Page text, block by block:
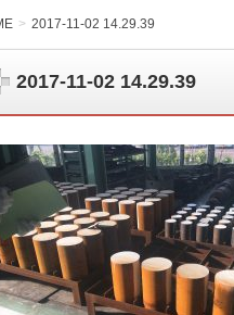
2017-11-02 14.29.39
2017-11-02 14.29.39